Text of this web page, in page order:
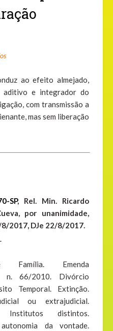
ao efeito almejado,
aditivo e integrador do
com transmissão a
mas sem liberação
SP, Rel. Min. Ricardo
por unanimidade,
2017, DJe 22/8/2017.
Emenda
n. 66/2010. Divórcio
Temporal. Extinção.
ou extrajudicial.
Institutos distintos.
da vontade.